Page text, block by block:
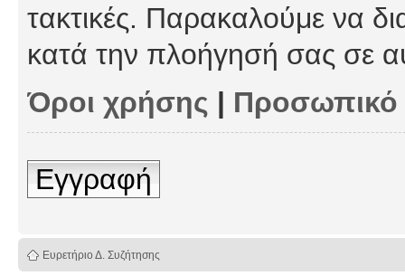
τακτικές. Παρακαλούμε να
κατά την πλοήγησή σας σε
Όροι χρήσης |
Εγγραφή
Ευρετήριο Δ. Συζήτησης